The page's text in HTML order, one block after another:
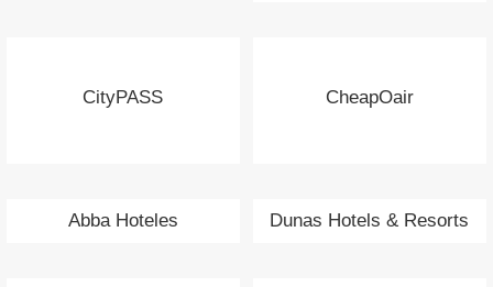
CityPASS CheapOair
Abba Hoteles Dunas Hotels & Resorts